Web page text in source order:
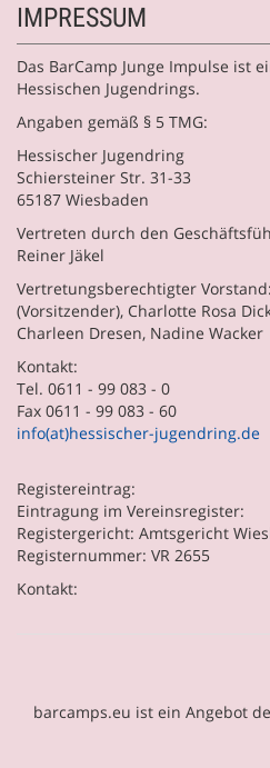
IMPRESSUM
Das BarCamp Junge Impulse ist
Hessischen Jugendrings.
Angaben gemäß § 5 TMG:
Hessischer Jugendring
Schiersteiner Str. 31-33
65187 Wiesbaden
Vertreten durch den
Reiner Jäkel
Vertretungsberechtigter
(Vorsitzender), Charlotte Rosa
Charleen Dresen, Nadine Wacker
Kontakt:
Tel. 0611 - 99 083 - 0
Fax 0611 - 99 083 - 60
info(at)hessischer-jugendring.de
Registereintrag:
Eintragung im Vereinsregister:
Registergericht: Amtsgericht
Registernummer: VR 2655
Kontakt:
barcamps.eu ist ein Angebot